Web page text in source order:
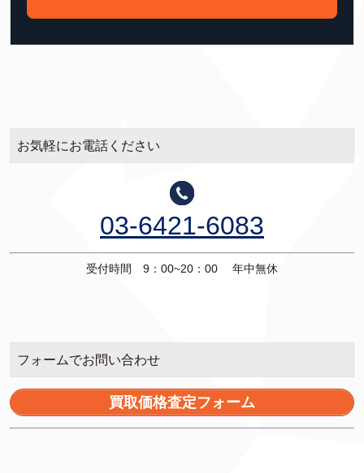
お気軽にお電話ください
03-6421-6083
受付時間 9：00~20：00 年中無休
フォームでお問い合わせ
買取価格査定フォーム